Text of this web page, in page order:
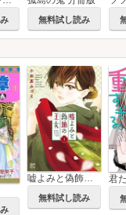
無料試し読み
嘘よみと偽飾の王女
無料試し読み